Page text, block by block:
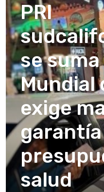
PRI
se suma
Mundial
exige
garantía
salud